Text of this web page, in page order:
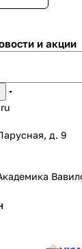
и акции
д. 9